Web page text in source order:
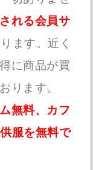
れる会員サ
ます。近く
に商品が買
ります。
無料、カフ
服を無料で